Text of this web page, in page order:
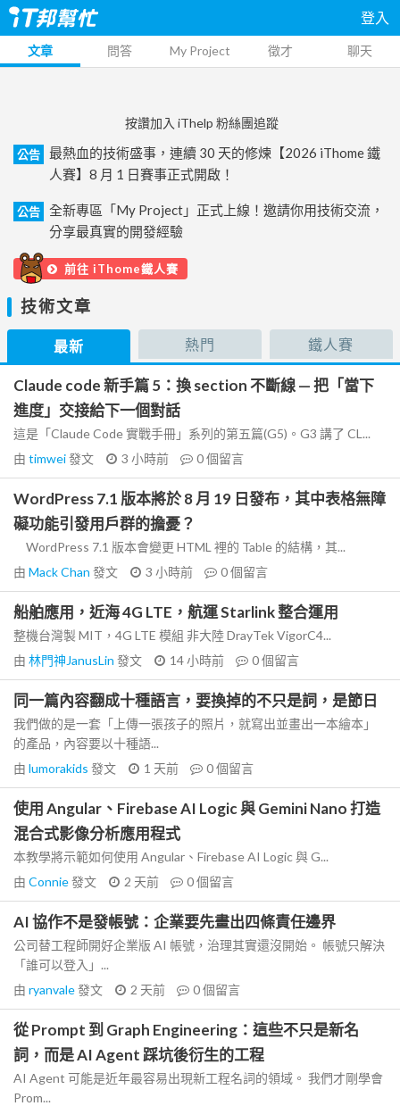
登入
文章 問答 My Project 徵才 聊天
按讚加入 iThelp 粉絲團追蹤
公告
最熱血的技術盛事，連續 30 天的修煉【2026 iThome 鐵
人賽】8 月 1 日賽事正式開啟！
公告
全新專區「My Project」正式上線！邀請你用技術交流，
分享最真實的開發經驗
前往 iThome鐵人賽
技術文章
最新 熱門 鐵人賽
Claude code 新手篇 5：換 section 不斷線 — 把「當下
進度」交接給下一個對話
這是「Claude Code 實戰手冊」系列的第五篇(G5)。G3 講了 CL...
由 timwei發文 3 小時前 0個留言
WordPress 7.1 版本將於 8 月 19 日發布，其中表格無障
礙功能引發用戶群的擔憂？
WordPress 7.1 版本會變更 HTML 裡的 Table 的結構，其...
由 Mack Chan 發文 3 小時前 0個留言
船舶應用，近海 4G LTE，航運 Starlink 整合運用
整機台灣製 MIT，4G LTE 模組 非大陸 DrayTek VigorC4...
由 林門神JanusLin 發文 14 小時前 0個留言
同一篇內容翻成十種語言，要換掉的不只是詞，是節日
我們做的是一套「上傳一張孩子的照片，就寫出並畫出一本繪本」
的產品，內容要以十種語...
由 lumorakids 發文 1 天前 0個留言
使用 Angular、Firebase AI Logic 與 Gemini Nano 打造
混合式影像分析應用程式
本教學將示範如何使用 Angular、Firebase AI Logic 與 G...
由 Connie發文 2 天前 0個留言
AI 協作不是發帳號：企業要先畫出四條責任邊界
公司替工程師開好企業版 AI 帳號，治理其實還沒開始。 帳號只解決
「誰可以登入」...
由 ryanvale發文 2 天前 0個留言
從 Prompt 到 Graph Engineering：這些不只是新名
詞，而是 AI Agent 踩坑後衍生的工程
AI Agent 可能是近年最容易出現新工程名詞的領域。 我們才剛學會
Prom...